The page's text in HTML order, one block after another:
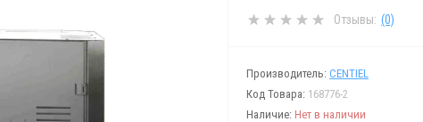
Отзывы: (0)
Производитель: CENTIEL
Код Товара: 168776-2
Наличие: Нет в наличии